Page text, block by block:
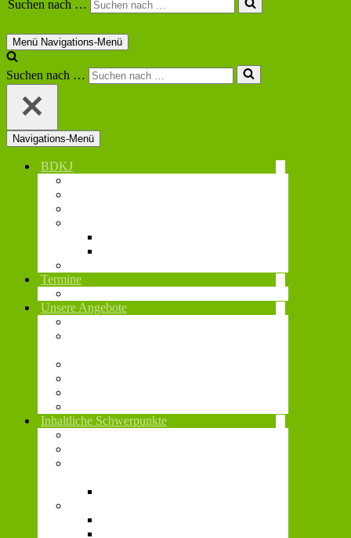
Suchen nach …
Menü Navigations-Menü
Suchen nach …
Navigations-Menü
BDKJ
Termine
Unsere Angebote
Inhaltliche Schwerpunkte